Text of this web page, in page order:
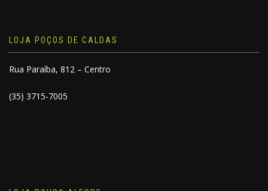
LOJA POÇOS DE CALDAS
Rua Paraíba, 812 – Centro
(35) 3715-7005